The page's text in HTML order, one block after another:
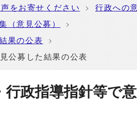
をお寄せください
行政への
（意見公募）
果の公表
公募した結果の公表
政指導指針等で意